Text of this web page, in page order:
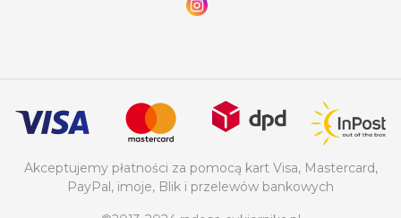
Akceptujemy płatności za pomocą kart Visa, Mastercard,
PayPal, imoje, Blik i przelewów bankowych